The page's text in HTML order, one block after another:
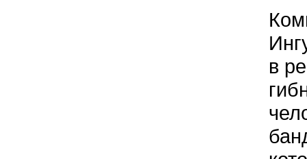
в